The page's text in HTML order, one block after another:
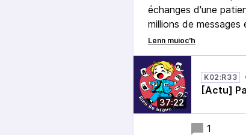
échanges d'une
millions de
produits devant un
37:22
K02:R33
[Actu]
1